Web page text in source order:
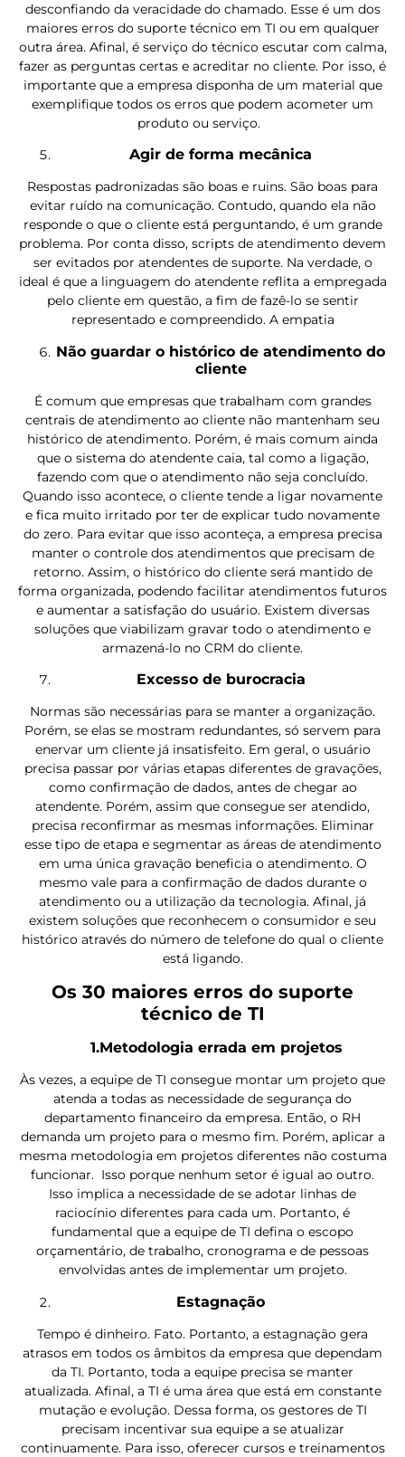
desconfiando da veracidade do chamado. Esse é um dos
maiores erros do suporte técnico em TI ou em qualquer
outra área. Afinal, é serviço do técnico escutar com calma,
fazer as perguntas certas e acreditar no cliente. Por isso, é
importante que a empresa disponha de um material que
exemplifique todos os erros que podem acometer um
produto ou serviço.
Agir de forma mecânica
Respostas padronizadas são boas e ruins. São boas para
evitar ruído na comunicação. Contudo, quando ela não
responde o que o cliente está perguntando, é um grande
problema. Por conta disso, scripts de atendimento devem
ser evitados por atendentes de suporte. Na verdade, o
ideal é que a linguagem do atendente reflita a empregada
pelo cliente em questão, a fim de fazê-lo se sentir
representado e compreendido. A empatia
Não guardar o histórico de atendimento do
cliente
É comum que empresas que trabalham com grandes
centrais de atendimento ao cliente não mantenham seu
histórico de atendimento. Porém, é mais comum ainda
que o sistema do atendente caia, tal como a ligação,
fazendo com que o atendimento não seja concluído.
Quando isso acontece, o cliente tende a ligar novamente
e fica muito irritado por ter de explicar tudo novamente
do zero. Para evitar que isso aconteça, a empresa precisa
manter o controle dos atendimentos que precisam de
retorno. Assim, o histórico do cliente será mantido de
forma organizada, podendo facilitar atendimentos futuros
e aumentar a satisfação do usuário. Existem diversas
soluções que viabilizam gravar todo o atendimento e
armazená-lo no CRM do cliente.
Excesso de burocracia
Normas são necessárias para se manter a organização.
Porém, se elas se mostram redundantes, só servem para
enervar um cliente já insatisfeito. Em geral, o usuário
precisa passar por várias etapas diferentes de gravações,
como confirmação de dados, antes de chegar ao
atendente. Porém, assim que consegue ser atendido,
precisa reconfirmar as mesmas informações. Eliminar
esse tipo de etapa e segmentar as áreas de atendimento
em uma única gravação beneficia o atendimento. O
mesmo vale para a confirmação de dados durante o
atendimento ou a utilização da tecnologia. Afinal, já
existem soluções que reconhecem o consumidor e seu
histórico através do número de telefone do qual o cliente
está ligando.
Os 30 maiores erros do suporte
técnico de TI
1.Metodologia errada em projetos
Às vezes, a equipe de TI consegue montar um projeto que
atenda a todas as necessidade de segurança do
departamento financeiro da empresa. Então, o RH
demanda um projeto para o mesmo fim. Porém, aplicar a
mesma metodologia em projetos diferentes não costuma
funcionar. Isso porque nenhum setor é igual ao outro.
Isso implica a necessidade de se adotar linhas de
raciocínio diferentes para cada um. Portanto, é
fundamental que a equipe de TI defina o escopo
orçamentário, de trabalho, cronograma e de pessoas
envolvidas antes de implementar um projeto.
Estagnação
Tempo é dinheiro. Fato. Portanto, a estagnação gera
atrasos em todos os âmbitos da empresa que dependam
da TI. Portanto, toda a equipe precisa se manter
atualizada. Afinal, a TI é uma área que está em constante
mutação e evolução. Dessa forma, os gestores de TI
precisam incentivar sua equipe a se atualizar
continuamente. Para isso, oferecer cursos e treinamentos